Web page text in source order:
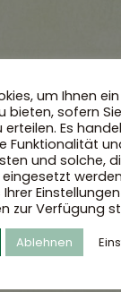
um Ihnen
bieten, sofern
Es
Funktionalität
und solche,
zur Verfügung
Ablehnen